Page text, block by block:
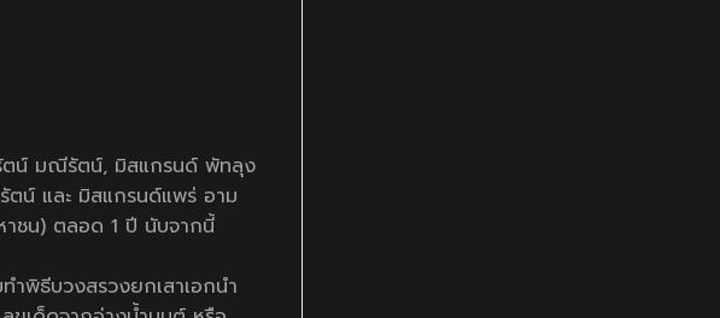
ตน์ มณีรัตน์, มิสแกรนด์ พัทลุง
น์ และ มิสแกรนด์แพร่ อาม
าชน) ตลอด 1 ปี นับจากนี้
ำพิธีบวงสรวงยกเสาเอกนำ